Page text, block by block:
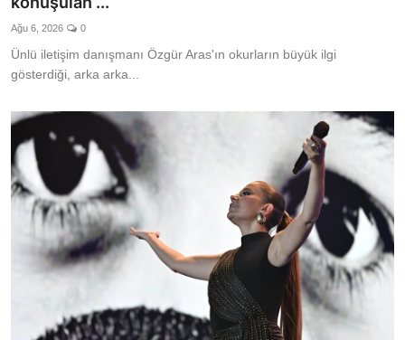
Ağu 6, 2026 0
Ünlü iletişim danışmanı Özgür Aras'ın okurların büyük ilgi
gösterdiği, arka arka...